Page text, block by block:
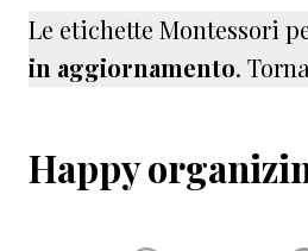
Le etichette Montessori
in aggiornamento.
Happy